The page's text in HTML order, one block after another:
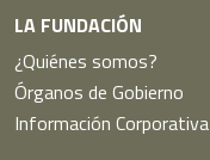
LA FUNDACIÓN
¿Quiénes somos?
Órganos de Gobierno
Información Corporativa